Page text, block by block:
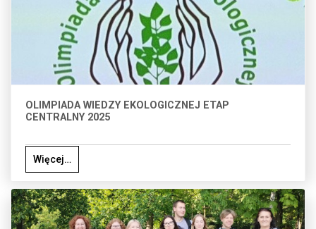
OLIMPIADA WIEDZY EKOLOGICZNEJ ETAP
CENTRALNY 2025
Więcej…